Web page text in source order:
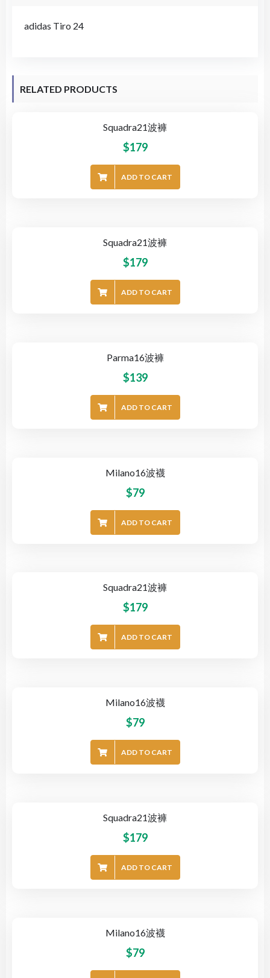
adidas Tiro 24
RELATED PRODUCTS
Squadra21波褲
$179
ADD TO CART
Squadra21波褲
$179
ADD TO CART
Parma16波褲
$139
ADD TO CART
Milano16波襪
$79
ADD TO CART
Squadra21波褲
$179
ADD TO CART
Milano16波襪
$79
ADD TO CART
Squadra21波褲
$179
ADD TO CART
Milano16波襪
$79